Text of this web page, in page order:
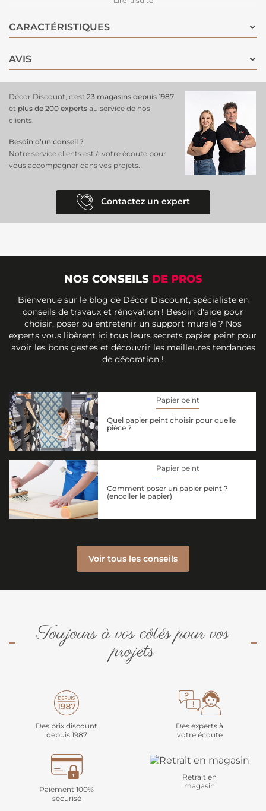
CARACTÉRISTIQUES
AVIS
Décor Discount, c'est 23 magasins depuis 1987
et plus de 200 experts au service de nos
clients.
Besoin d’un conseil ?
Notre service clients est à votre écoute pour
vous accompagner dans vos projets.
Contactez un expert
NOS CONSEILS DE PROS
Bienvenue sur le blog de Décor Discount, spécialiste en
conseils de travaux et rénovation ! Besoin d'aide pour
choisir, poser ou entretenir un support murale ? Nos
experts vous libèrent ici tous leurs secrets papier peint pour
avoir les bons gestes et découvrir les meilleures tendances
de décoration !
Papier peint
Quel papier peint choisir pour quelle
pièce ?
Papier peint
Comment poser un papier peint ?
(encoller le papier)
Voir tous les conseils
Toujours à vos côtés pour vos
projets
Des prix discount
depuis 1987
Des experts à
votre écoute
Paiement 100%
sécurisé
Retrait en
magasin